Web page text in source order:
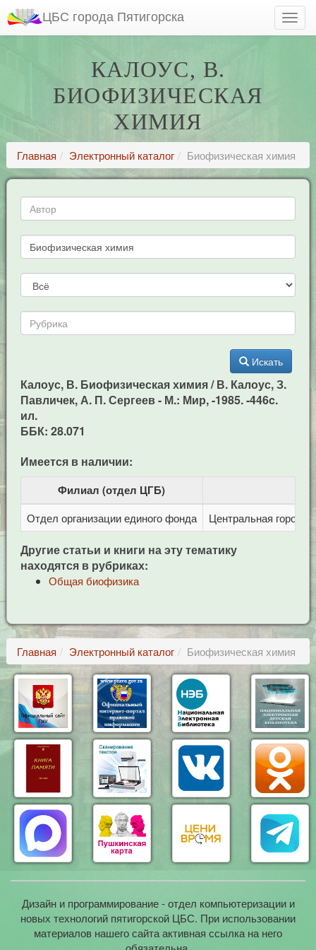
ЦБС города Пятигорска
КАЛОУС, В.
БИОФИЗИЧЕСКАЯ
ХИМИЯ
Главная Электронный каталог Биофизическая химия
Искать
Калоус, В. Биофизическая химия / В. Калоус, З.
Павличек, А. П. Сергеев - М.: Мир, -1985. -446c.
ил.
ББК: 28.071
Имеется в наличии:
Филиал (отдел ЦГБ)
Отдел организации единого фонда Центральная
Другие статьи и книги на эту тематику
находятся в рубриках:
Общая биофизика
Главная Электронный каталог Биофизическая химия
Дизайн и программирование - отдел компьютеризации и
новых технологий пятигорской ЦБС. При использовании
материалов нашего сайта активная ссылка на него